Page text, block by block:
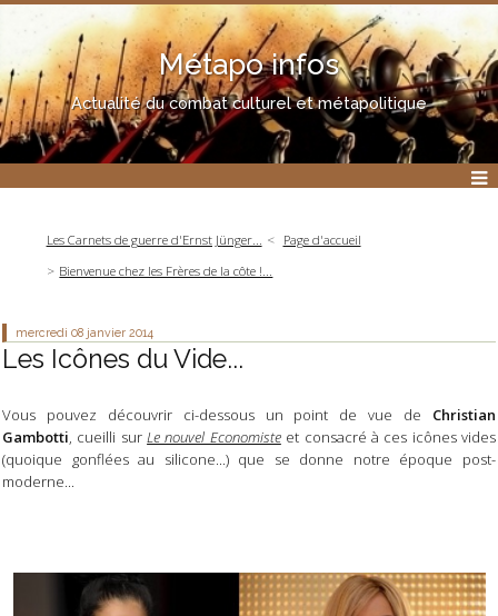
Métapo infos
Actualité du combat culturel et métapolitique
Les Carnets de guerre d'Ernst Jünger...
Page d'accueil
Bienvenue chez les Frères de la côte !...
mercredi 08 janvier 2014
Les Icônes du Vide...
Vous pouvez découvrir ci-dessous un point de vue de Christian
Gambotti, cueilli surLe nouvel Economisteet consacré à ces icônes vides
(quoique gonflées au silicone...) que se donne notre époque post-
moderne...